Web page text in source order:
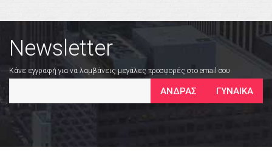
Newsletter
Κάνε εγγραφή για να λαμβάνεις μεγάλες προσφορές στο email σου
ΑΝΔΡΑΣ ΓΥΝΑΙΚΑ